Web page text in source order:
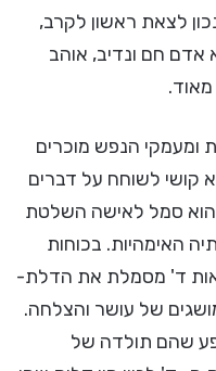
לצאת ראשון לקרב,
אדם חם ונדיב, אוהב
מאוד.
ומעמקי הנפש מוכרים
קושי לשוחח על דברים
הוא סמל לאישה השלטת
האימהיות. בכוחות
ד' מסמלת את הדלת-
של עושר והצלחה.
שהם תולדה של